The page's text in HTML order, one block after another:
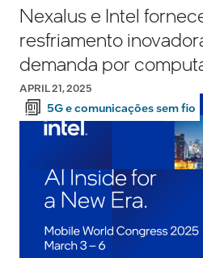
Nexalus e Intel
resfriamento
demanda por
APRIL 21, 2025
5G e comunicações sem fio